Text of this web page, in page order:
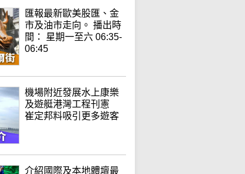
匯報最新歐美股匯、金
市及油市走向。 播出時
間： 星期一至六 06:35-
06:45
機場附近發展水上康樂
及遊艇港灣工程刊憲
崔定邦料吸引更多遊客
介紹國際及本地體壇最